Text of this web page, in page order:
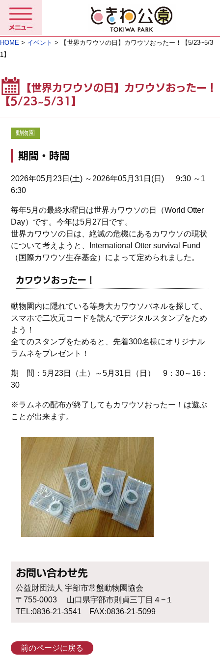
HOME > イベント > 【世界カワウソの日】カワウソおったー！【5/23~5/3
1】
【世界カワウソの日】カワウソおったー！
【5/23~5/31】
動物園
期間・時間
2026年05月23日(土) ～2026年05月31日(日) 9:30 ～1
6:30
毎年5月の最終水曜日は世界カワウソの日（World Otter
Day）です。今年は5月27日です。
世界カワウソの日は、絶滅の危機にあるカワウソの現状
について考えようと、International Otter survival Fund
（国際カワウソ生存基金）によって定められました。
カワウソおったー！
動物園内に隠れている等身大カワウソパネルを探して、
スマホで二次元コードを読んでデジタルスタンプをため
よう！
全てのスタンプをためると、先着300名様にオリジナル
ラムネをプレゼント！
期 間：5月23日（土）～5月31日（日） 9：30～16：
30
※ラムネの配布が終了してもカワウソおったー！は遊ぶ
ことが出来ます。
お問い合わせ先
公益財団法人 宇部市常盤動物園協会
〒755-0003 山口県宇部市則貞三丁目４−１
TEL:0836-21-3541 FAX:0836-21-5099
前のページに戻る